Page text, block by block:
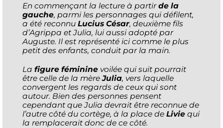
En commençant la lecture à partirde la
gauche, parmi les personnages qui défilent,
a été reconnu Lucius César, deuxième fils
d’Agrippa et Julia, lui aussi adopté par
Auguste. Il est représenté ici comme le plus
petit des enfants, conduit par la main.
La figure féminine voilée qui suit pourrait
être celle de la mèreJulia, vers laquelle
convergent les regards de ceux qui sont
autour. Bien des personnes pensent
cependant que Julia devrait être reconnue de
l’autre côté du cortège, à la place de Livie qui
la remplacerait donc de ce côté.